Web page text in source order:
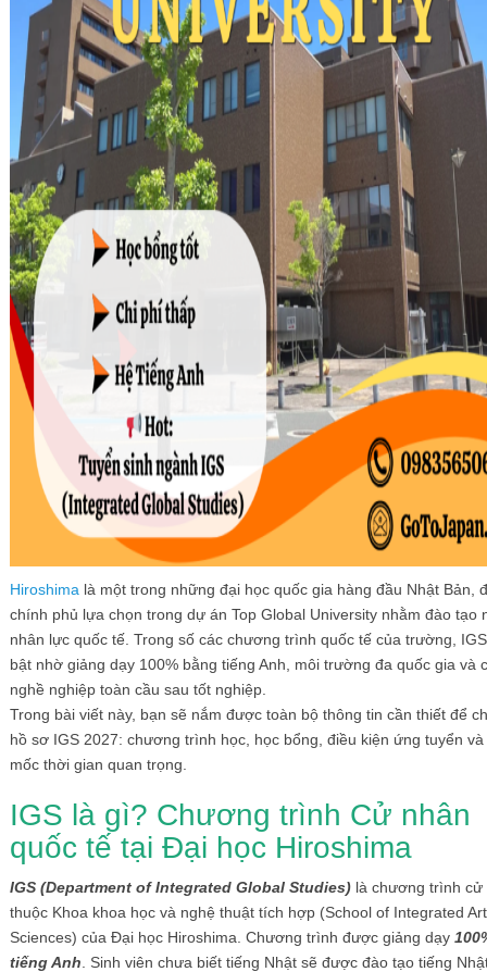
Hiroshima là một trong những đại học quốc gia hàng đầu Nhật Bản,
chính phủ lựa chọn trong dự án Top Global University nhằm đào tạo
nhân lực quốc tế. Trong số các chương trình quốc tế của trường,
bật nhờ giảng dạy 100% bằng tiếng Anh, môi trường đa quốc gia và
nghề nghiệp toàn cầu sau tốt nghiệp.
Trong bài viết này, bạn sẽ nắm được toàn bộ thông tin cần thiết để
hồ sơ IGS 2027: chương trình học, học bổng, điều kiện ứng tuyển và
mốc thời gian quan trọng.
IGS là gì? Chương trình Cử nhân
quốc tế tại Đại học Hiroshima
IGS (Department of Integrated Global Studies)là chương trình cử
thuộc Khoa khoa học và nghệ thuật tích hợp (School of Integrated
Sciences) của Đại học Hiroshima. Chương trình được giảng dạy
tiếng Anh . Sinh viên chưa biết tiếng Nhật sẽ được đào tạo tiếng